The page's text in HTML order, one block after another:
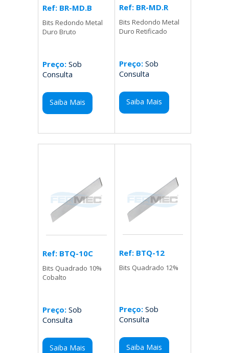
Ref: BR-MD.B
Bits Redondo Metal
Duro Bruto
Preço: Sob
Consulta
Saiba Mais
Ref: BR-MD.R
Bits Redondo Metal
Duro Retificado
Preço:Sob
Consulta
Saiba Mais
Ref: BTQ-10C
Bits Quadrado 10%
Cobalto
Preço: Sob
Consulta
Saiba Mais
Ref: BTQ-12
Bits Quadrado 12%
Preço:Sob
Consulta
Saiba Mais